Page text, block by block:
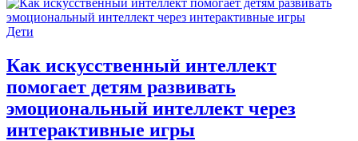
Дети
Как искусственный интеллект
помогает детям развивать
эмоциональный интеллект через
интерактивные игры